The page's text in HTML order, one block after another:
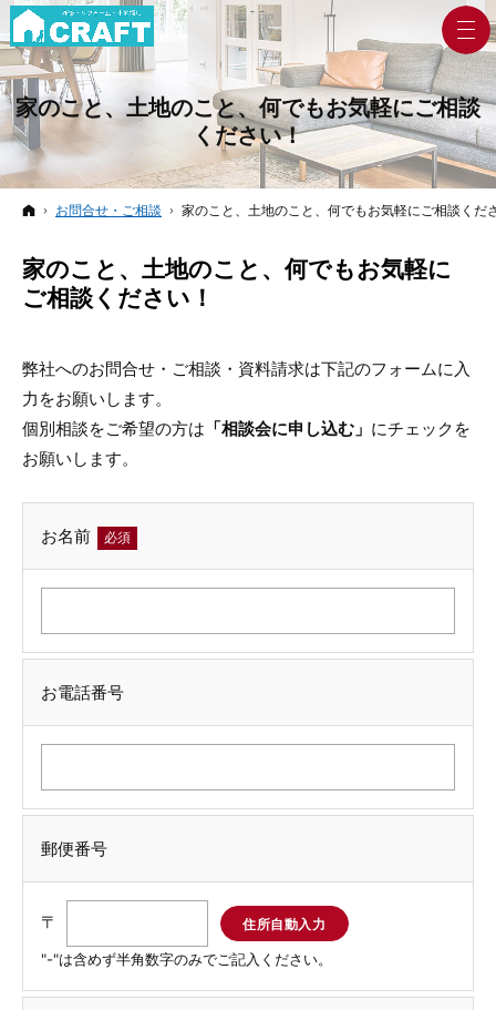
家のこと、土地のこと、何でもお気軽にご相談
ください！
ホーム
お問合せ・ご相談 家のこと、土地のこと、何でもお気軽にご相談くだ
家のこと、土地のこと、何でもお気軽に
ご相談ください！
弊社へのお問合せ・ご相談・資料請求は下記のフォームに入
力をお願いします。
個別相談をご希望の方は 「相談会に申し込む」 にチェックを
お願いします。
お名前 必須
お電話番号
郵便番号
〒
"-"は含めず半角数字のみでご記入ください。